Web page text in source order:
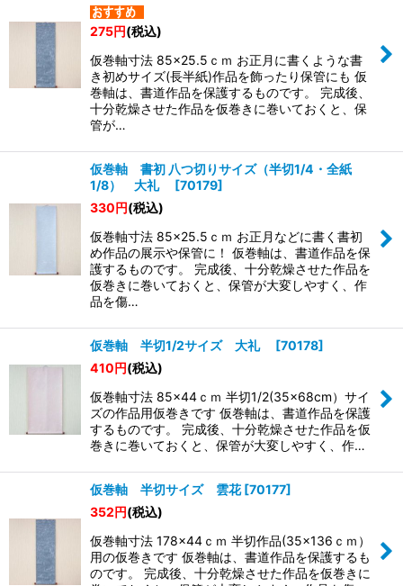
275円(税込)
仮巻軸寸法 85×25.5ｃｍ お正月に書くような書
き初めサイズ(長半紙)作品を飾ったり保管にも 仮
巻軸は、書道作品を保護するものです。 完成後、
十分乾燥させた作品を仮巻きに巻いておくと、保
管が…
仮巻軸 書初 八つ切りサイズ（半切1/4・全紙
1/8） 大礼
[70179]
330円(税込)
仮巻軸寸法 85×25.5ｃｍ お正月などに書く書初
め作品の展示や保管に！ 仮巻軸は、書道作品を保
護するものです。 完成後、十分乾燥させた作品を
仮巻きに巻いておくと、保管が大変しやすく、作
品を傷…
仮巻軸 半切1/2サイズ 大礼 [70178]
410円(税込)
仮巻軸寸法 85×44ｃｍ 半切1/2(35×68cm）サイ
ズの作品用仮巻きです 仮巻軸は、書道作品を保護
するものです。 完成後、十分乾燥させた作品を仮
巻きに巻いておくと、保管が大変しやすく、作…
仮巻軸 半切サイズ 雲花 [70177]
352円(税込)
仮巻軸寸法 178×44ｃｍ 半切作品(35×136ｃｍ）
用の仮巻きです 仮巻軸は、書道作品を保護するも
のです。 完成後、十分乾燥させた作品を仮巻きに